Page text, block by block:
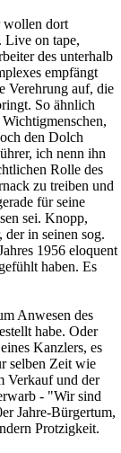
wollen dort
Live on tape,
des unterhalb
empfängt
Verehrung auf, die
So ähnlich
den Dolch
ich nenn ihn
Rolle des
zu treiben und
für seine
sei. Knopp,
in seinen sog.
1956 eloquent
haben. Es
Anwesen des
habe. Oder
Kanzlers, es
selben Zeit wie
Verkauf und der
- "Wir sind
Jahre-Bürgertum,
Protzigkeit.